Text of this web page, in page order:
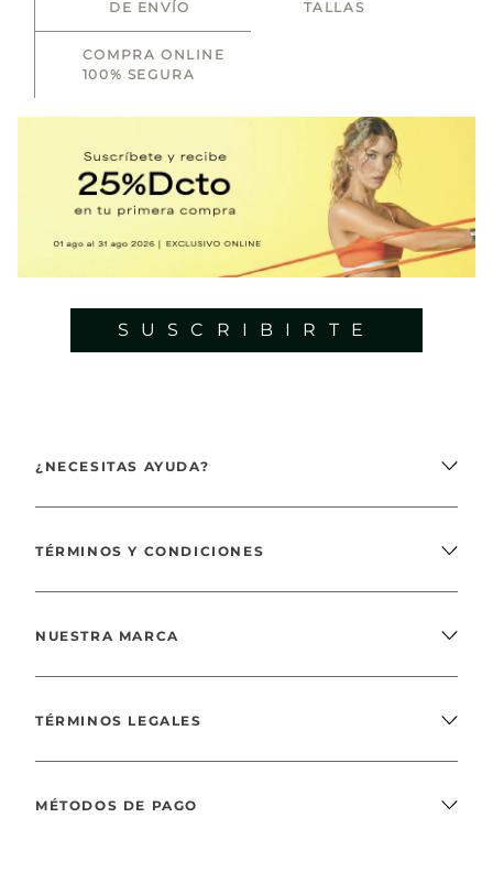
DE ENVÍO
TALLAS
COMPRA ONLINE
100% SEGURA
SUSCRIBIRTE
¿NECESITAS AYUDA?
TÉRMINOS Y CONDICIONES
NUESTRA MARCA
TÉRMINOS LEGALES
MÉTODOS DE PAGO